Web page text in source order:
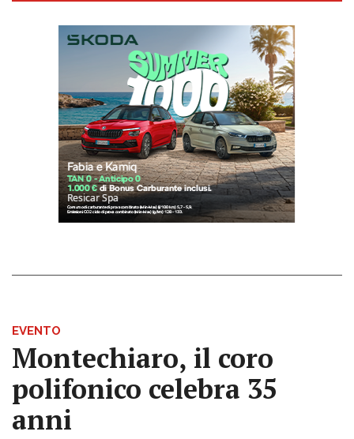
EVENTO
Montechiaro, il coro
polifonico celebra 35
anni